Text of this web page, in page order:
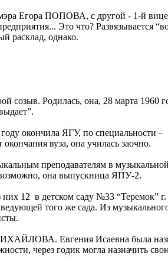
мэра Егора ПОПОВА, с другой - 1-й
Это что? Развязывается
расклад, однако.
созыв. Родилась, она, 28 марта 1960
окончила ЯГУ, по специальности –
вуза, она училась заочно.
преподавателям в
возможно, она выпускница ЯПУ-2.
12 в детском саду №33 “Теремок” г.
того же сада. Из
Евгения Исаевна была
через годик могла назначить